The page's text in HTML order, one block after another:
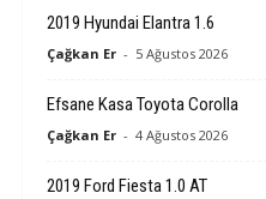
2019 Hyundai Elantra 1.6
Çağkan Er - 5 Ağustos 2026
Efsane Kasa Toyota Corolla
Çağkan Er - 4 Ağustos 2026
2019 Ford Fiesta 1.0 AT